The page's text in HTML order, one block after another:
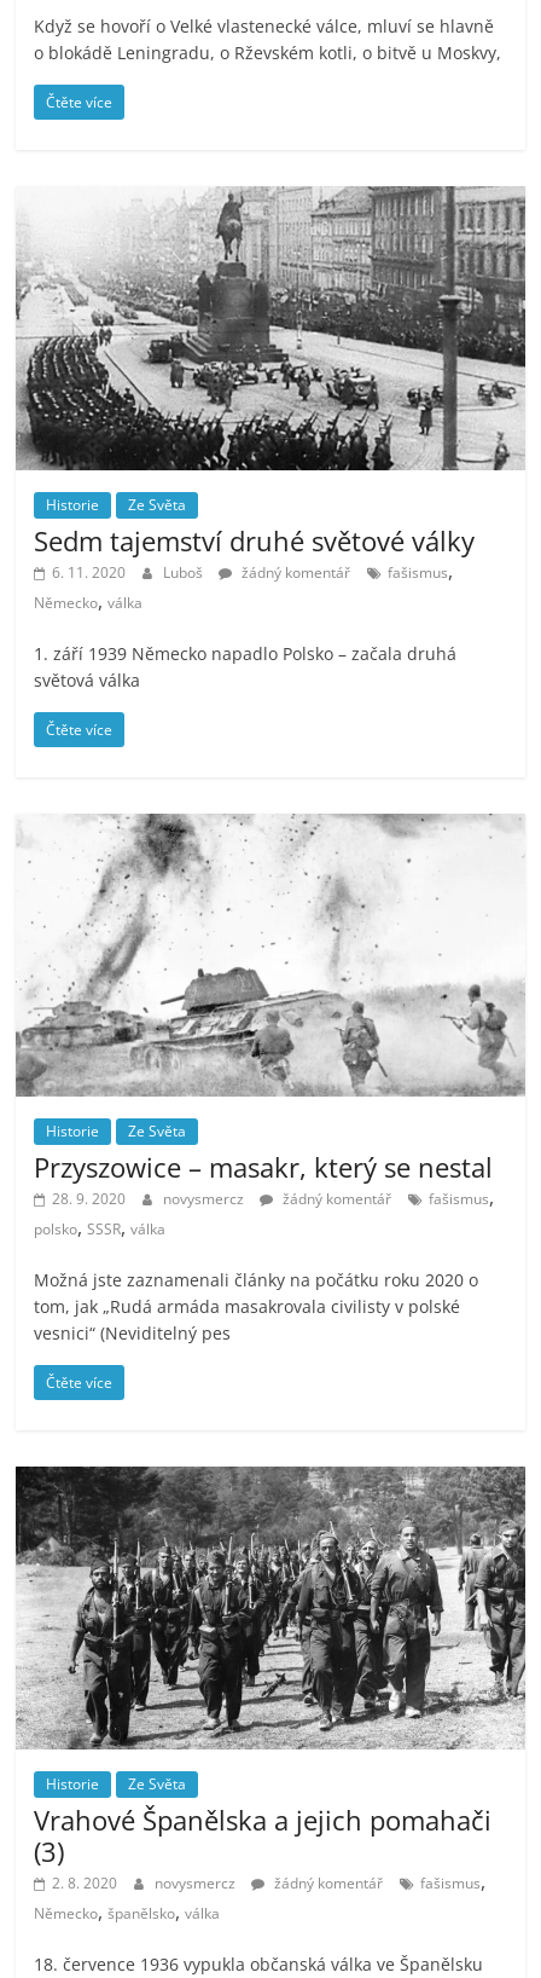
Když se hovoří o Velké vlastenecké válce, mluví se hlavně
o blokádě Leningradu, o Rževském kotli, o bitvě u Moskvy,
Čtěte více
Historie Ze Světa
Sedm tajemství druhé světové války
6. 11. 2020 Luboš žádný komentář fašismus,
Německo,válka
1. září 1939 Německo napadlo Polsko – začala druhá
světová válka
Čtěte více
Historie Ze Světa
Przyszowice – masakr, který se nestal
28. 9. 2020 novysmercz žádný komentář fašismus,
polsko,SSSR,válka
Možná jste zaznamenali články na počátku roku 2020 o
tom, jak „Rudá armáda masakrovala civilisty v polské
vesnici“ (Neviditelný pes
Čtěte více
Historie Ze Světa
Vrahové Španělska a jejich pomahači
(3)
2. 8. 2020 novysmercz žádný komentář fašismus,
Německo,španělsko,válka
18. července 1936 vypukla občanská válka ve Španělsku